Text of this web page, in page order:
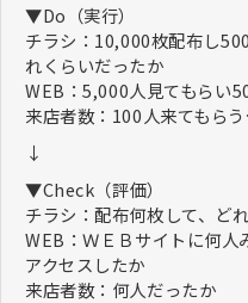
▼Do（実行）
チラシ：10,000枚配布し
れくらいだったか
WEB：5,000人見てもらい
来店者数：100人来てもら
↓
▼Check（評価）
チラシ：配布何枚して、ど
WEB：ＷＥＢサイトに何人
アクセスしたか
​​​​来店者数：何人だったか